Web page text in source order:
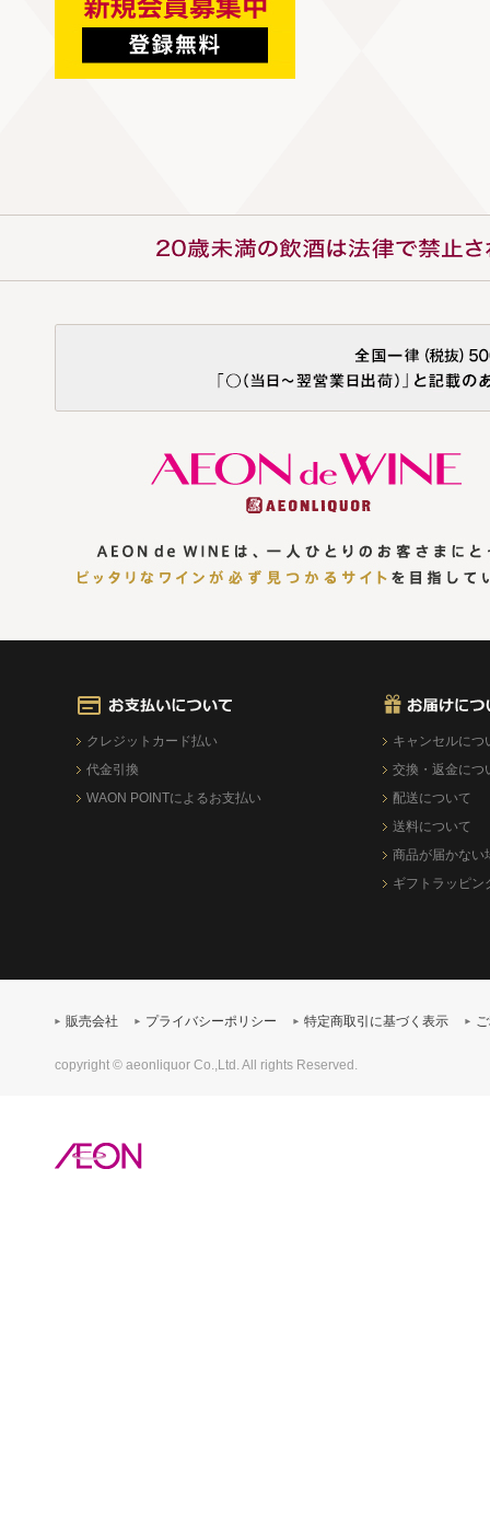
クレジットカード払い
代金引換
WAON POINTによるお支払い
キャンセルにつ
交換・返金につ
配送について
送料について
商品が届かない
ギフトラッピン
販売会社 プライバシーポリシー 特定商取引に基づく表示
copyright © aeonliquor Co.,Ltd. All rights Reserved.